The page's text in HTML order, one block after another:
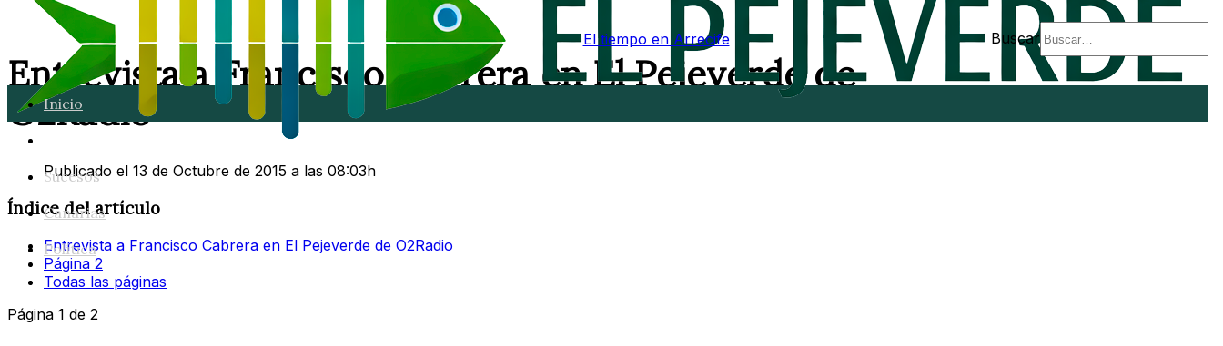
El tiempo en Arrecife Buscar
Inicio
Sucesos
Canarias
Política
Entrevista a Francisco Cabrera en El Pejeverde de
O2Radio
Publicado el 13 de Octubre de 2015 a las 08:03h
Índice del artículo
Entrevista a Francisco Cabrera en El Pejeverde de O2Radio
Página 2
Todas las páginas
Página 1 de 2